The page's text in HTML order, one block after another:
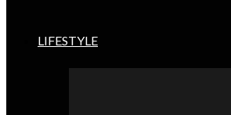
LIFESTYLE